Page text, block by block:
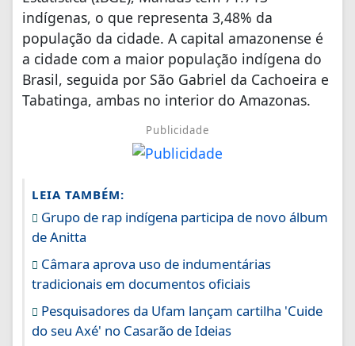
indígenas, o que representa 3,48% da
população da cidade. A capital amazonense é
a cidade com a maior população indígena do
Brasil, seguida por São Gabriel da Cachoeira e
Tabatinga, ambas no interior do Amazonas.
Publicidade
LEIA TAMBÉM:
Grupo de rap indígena participa de novo álbum
de Anitta
Câmara aprova uso de indumentárias
tradicionais em documentos oficiais
Pesquisadores da Ufam lançam cartilha 'Cuide
do seu Axé' no Casarão de Ideias